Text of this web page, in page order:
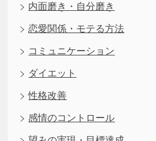
内面磨き・自分磨き
恋愛関係・モテる方法
コミュニケーション
ダイエット
性格改善
感情のコントロール